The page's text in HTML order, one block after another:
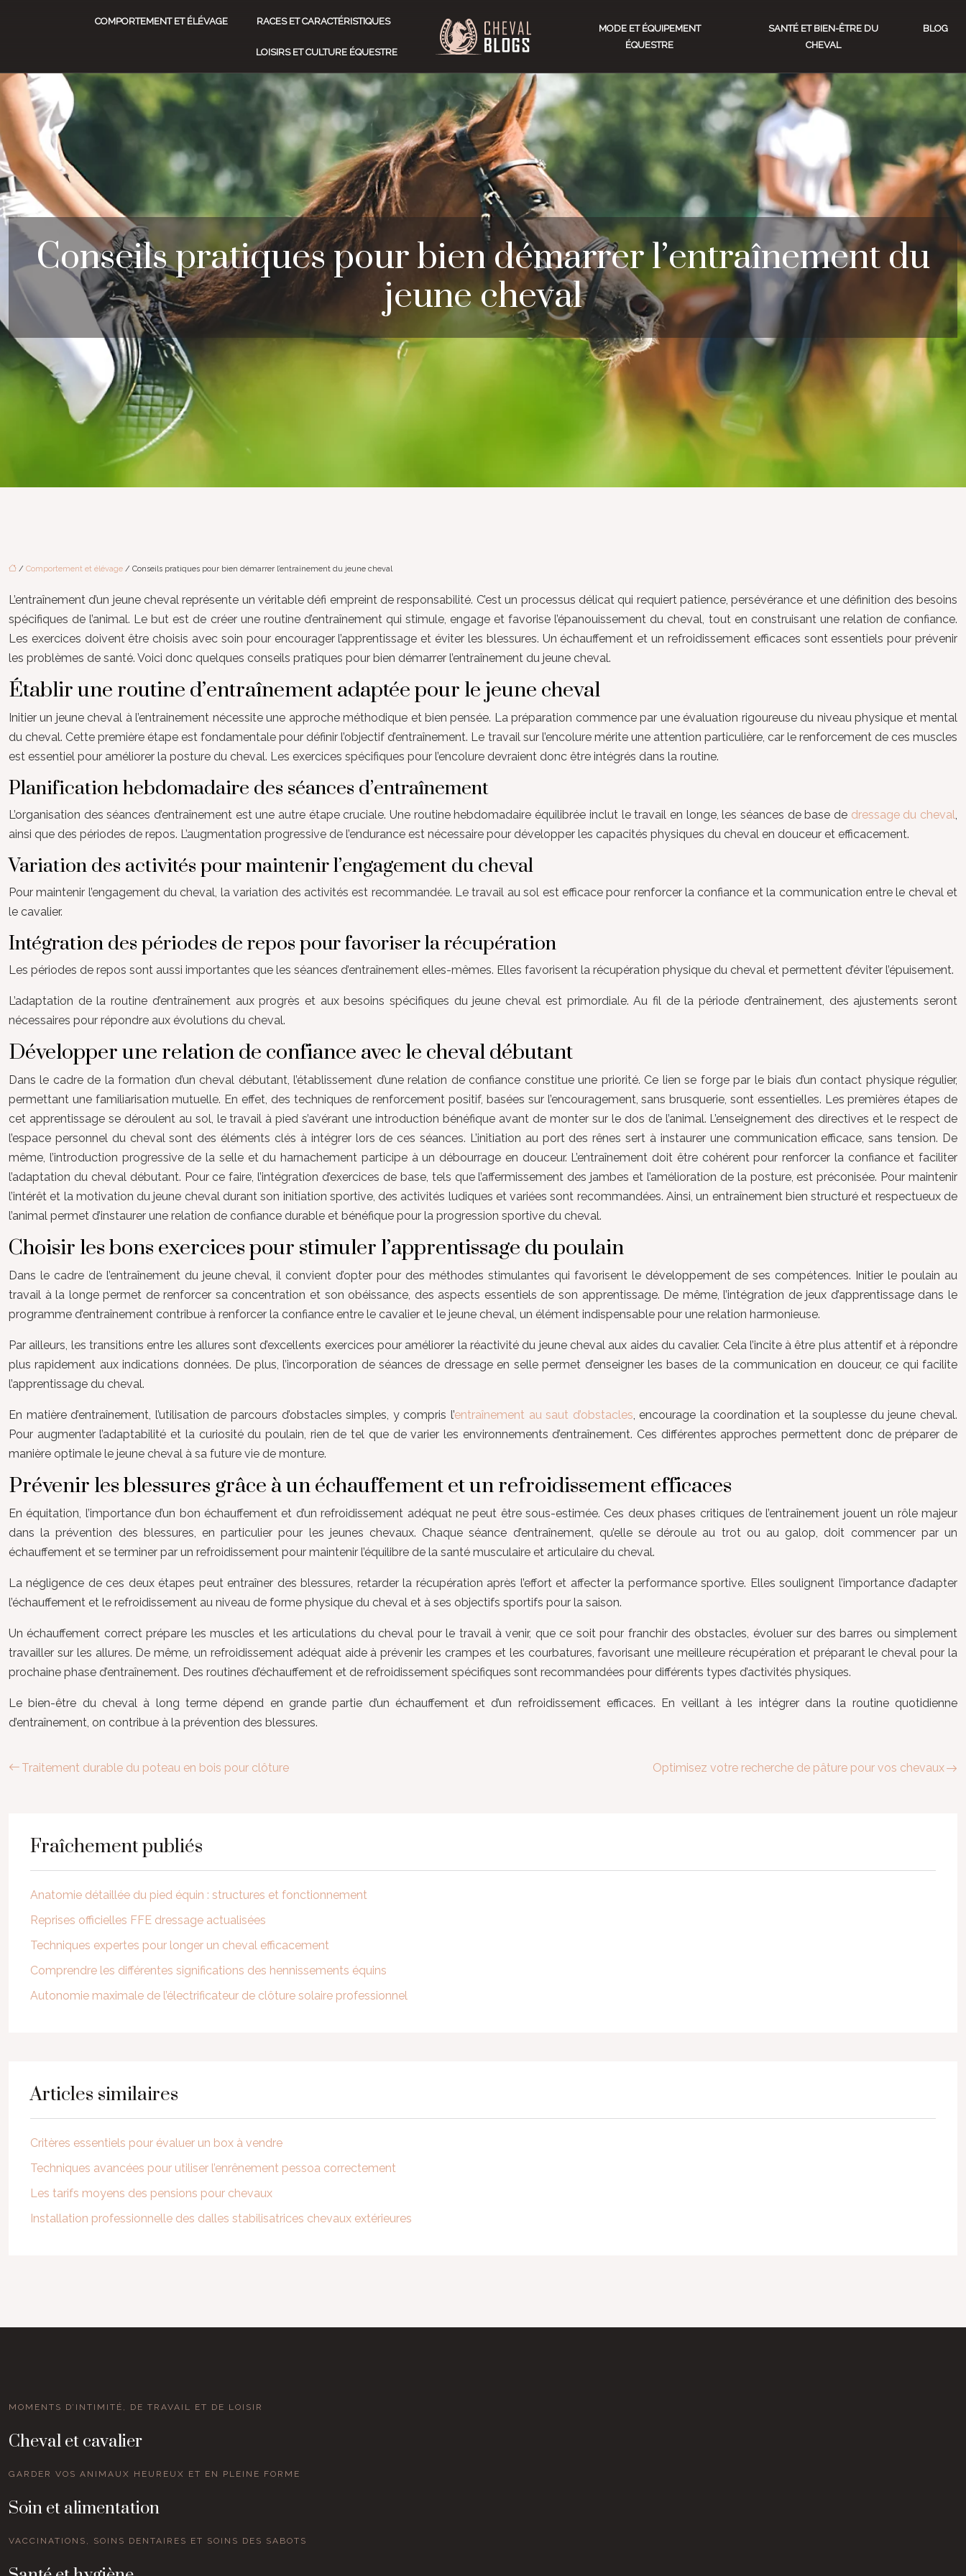
RACES ET CARACTÉRISTIQUES
COMPORTEMENT ET ÉLÉVAGE
LOISIRS ET CULTURE ÉQUESTRE
MODE ET ÉQUIPEMENT
ÉQUESTRE
SANTÉ ET BIEN-ÊTRE DU
CHEVAL
BLOG
Conseils pratiques pour bien démarrer l’entraînement du
jeune cheval
/ Comportement et élévage / Conseils pratiques pour bien démarrer l’entraînement du jeune cheval
L’entraînement d’un jeune cheval représente un véritable défi empreint de responsabilité. C’est un processus délicat qui requiert patience, persévérance et une définition des besoins
spécifiques de l’animal. Le but est de créer une routine d’entraînement qui stimule, engage et favorise l’épanouissement du cheval, tout en construisant une relation de confiance.
Les exercices doivent être choisis avec soin pour encourager l’apprentissage et éviter les blessures. Un échauffement et un refroidissement efficaces sont essentiels pour prévenir
les problèmes de santé. Voici donc quelques conseils pratiques pour bien démarrer l’entraînement du jeune cheval.
Établir une routine d’entraînement adaptée pour le jeune cheval
Initier un jeune cheval à l’entrainement nécessite une approche méthodique et bien pensée. La préparation commence par une évaluation rigoureuse du niveau physique et mental
du cheval. Cette première étape est fondamentale pour définir l’objectif d’entraînement. Le travail sur l’encolure mérite une attention particulière, car le renforcement de ces muscles
est essentiel pour améliorer la posture du cheval. Les exercices spécifiques pour l’encolure devraient donc être intégrés dans la routine.
Planification hebdomadaire des séances d’entraînement
L’organisation des séances d’entraînement est une autre étape cruciale. Une routine hebdomadaire équilibrée inclut le travail en longe, les séances de base de dressage du cheval,
ainsi que des périodes de repos. L’augmentation progressive de l’endurance est nécessaire pour développer les capacités physiques du cheval en douceur et efficacement.
Variation des activités pour maintenir l’engagement du cheval
Pour maintenir l’engagement du cheval, la variation des activités est recommandée. Le travail au sol est efficace pour renforcer la confiance et la communication entre le cheval et
le cavalier.
Intégration des périodes de repos pour favoriser la récupération
Les périodes de repos sont aussi importantes que les séances d’entraînement elles-mêmes. Elles favorisent la récupération physique du cheval et permettent d’éviter l’épuisement.
L’adaptation de la routine d’entraînement aux progrès et aux besoins spécifiques du jeune cheval est primordiale. Au fil de la période d’entraînement, des ajustements seront
nécessaires pour répondre aux évolutions du cheval.
Développer une relation de confiance avec le cheval débutant
Dans le cadre de la formation d’un cheval débutant, l’établissement d’une relation de confiance constitue une priorité. Ce lien se forge par le biais d’un contact physique régulier,
permettant une familiarisation mutuelle. En effet, des techniques de renforcement positif, basées sur l’encouragement, sans brusquerie, sont essentielles. Les premières étapes de
cet apprentissage se déroulent au sol, le travail à pied s’avérant une introduction bénéfique avant de monter sur le dos de l’animal. L’enseignement des directives et le respect de
l’espace personnel du cheval sont des éléments clés à intégrer lors de ces séances. L’initiation au port des rênes sert à instaurer une communication efficace, sans tension. De
même, l’introduction progressive de la selle et du harnachement participe à un débourrage en douceur. L’entraînement doit être cohérent pour renforcer la confiance et faciliter
l’adaptation du cheval débutant. Pour ce faire, l’intégration d’exercices de base, tels que l’affermissement des jambes et l’amélioration de la posture, est préconisée. Pour maintenir
l’intérêt et la motivation du jeune cheval durant son initiation sportive, des activités ludiques et variées sont recommandées. Ainsi, un entraînement bien structuré et respectueux de
l’animal permet d’instaurer une relation de confiance durable et bénéfique pour la progression sportive du cheval.
Choisir les bons exercices pour stimuler l’apprentissage du poulain
Dans le cadre de l’entraînement du jeune cheval, il convient d’opter pour des méthodes stimulantes qui favorisent le développement de ses compétences. Initier le poulain au
travail à la longe permet de renforcer sa concentration et son obéissance, des aspects essentiels de son apprentissage. De même, l’intégration de jeux d’apprentissage dans le
programme d’entraînement contribue à renforcer la confiance entre le cavalier et le jeune cheval, un élément indispensable pour une relation harmonieuse.
Par ailleurs, les transitions entre les allures sont d’excellents exercices pour améliorer la réactivité du jeune cheval aux aides du cavalier. Cela l’incite à être plus attentif et à répondre
plus rapidement aux indications données. De plus, l’incorporation de séances de dressage en selle permet d’enseigner les bases de la communication en douceur, ce qui facilite
l’apprentissage du cheval.
En matière d’entraînement, l’utilisation de parcours d’obstacles simples, y compris l’entraînement au saut d’obstacles, encourage la coordination et la souplesse du jeune cheval.
Pour augmenter l’adaptabilité et la curiosité du poulain, rien de tel que de varier les environnements d’entraînement. Ces différentes approches permettent donc de préparer de
manière optimale le jeune cheval à sa future vie de monture.
Prévenir les blessures grâce à un échauffement et un refroidissement efficaces
En équitation, l’importance d’un bon échauffement et d’un refroidissement adéquat ne peut être sous-estimée. Ces deux phases critiques de l’entraînement jouent un rôle majeur
dans la prévention des blessures, en particulier pour les jeunes chevaux. Chaque séance d’entraînement, qu’elle se déroule au trot ou au galop, doit commencer par un
échauffement et se terminer par un refroidissement pour maintenir l’équilibre de la santé musculaire et articulaire du cheval.
La négligence de ces deux étapes peut entraîner des blessures, retarder la récupération après l’effort et affecter la performance sportive. Elles soulignent l’importance d’adapter
l’échauffement et le refroidissement au niveau de forme physique du cheval et à ses objectifs sportifs pour la saison.
Un échauffement correct prépare les muscles et les articulations du cheval pour le travail à venir, que ce soit pour franchir des obstacles, évoluer sur des barres ou simplement
travailler sur les allures. De même, un refroidissement adéquat aide à prévenir les crampes et les courbatures, favorisant une meilleure récupération et préparant le cheval pour la
prochaine phase d’entraînement. Des routines d’échauffement et de refroidissement spécifiques sont recommandées pour différents types d’activités physiques.
Le bien-être du cheval à long terme dépend en grande partie d’un échauffement et d’un refroidissement efficaces. En veillant à les intégrer dans la routine quotidienne
d’entraînement, on contribue à la prévention des blessures.
Traitement durable du poteau en bois pour clôture Optimisez votre recherche de pâture pour vos chevaux
Fraîchement publiés
Anatomie détaillée du pied équin : structures et fonctionnement
Reprises officielles FFE dressage actualisées
Techniques expertes pour longer un cheval efficacement
Comprendre les différentes significations des hennissements équins
Autonomie maximale de l’électrificateur de clôture solaire professionnel
Articles similaires
Critères essentiels pour évaluer un box à vendre
Techniques avancées pour utiliser l’enrênement pessoa correctement
Les tarifs moyens des pensions pour chevaux
Installation professionnelle des dalles stabilisatrices chevaux extérieures
MOMENTS D’INTIMITÉ, DE TRAVAIL ET DE LOISIR
Cheval et cavalier
GARDER VOS ANIMAUX HEUREUX ET EN PLEINE FORME
Soin et alimentation
VACCINATIONS, SOINS DENTAIRES ET SOINS DES SABOTS